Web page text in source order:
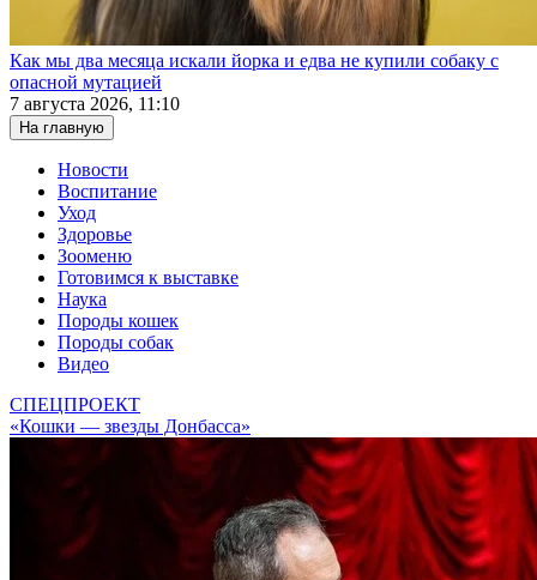
Как мы два месяца искали йорка и едва не купили собаку с
опасной мутацией
7 августа 2026, 11:10
На главную
Новости
Воспитание
Уход
Здоровье
Зооменю
Готовимся к выставке
Наука
Породы кошек
Породы собак
Видео
СПЕЦПРОЕКТ
«Кошки — звезды Донбасса»